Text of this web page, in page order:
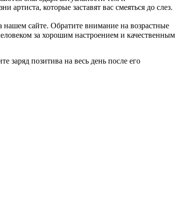
которые заставят вас смеяться до слез.
сайте. Обратите внимание на возрастные
за хорошим настроением и качественным
заряд позитива на весь день после его